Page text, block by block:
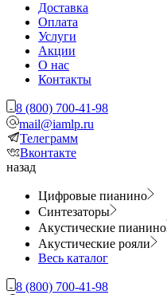
Доставка
Оплата
Услуги
Акции
О нас
Контакты
8 (800) 700-41-98
mail@iamlp.ru
Телеграмм
Вконтакте
назад
Цифровые пианино
Синтезаторы
Акустические пианино
Акустические рояли
Весь каталог
8 (800) 700-41-98